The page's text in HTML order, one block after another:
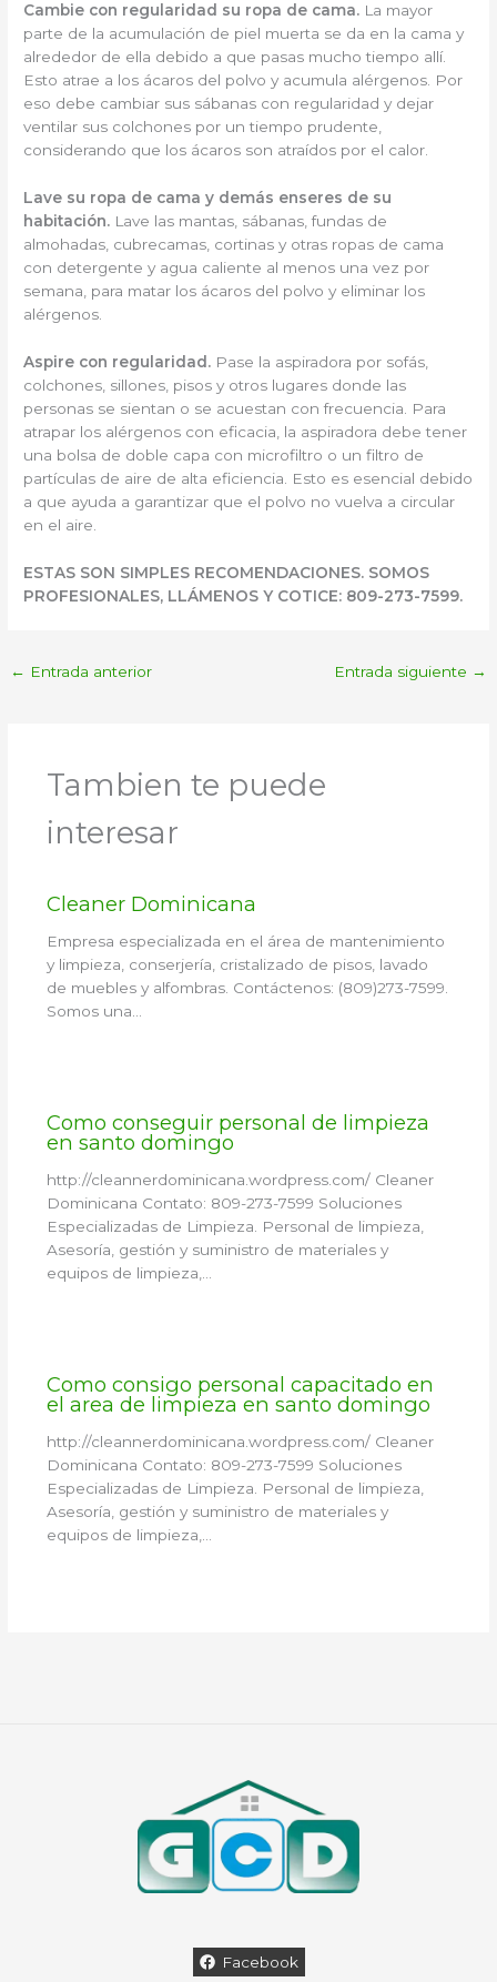
Cambie con regularidad su ropa de cama. La mayor
parte de la acumulación de piel muerta se da en la cama y
alrededor de ella debido a que pasas mucho tiempo allí.
Esto atrae a los ácaros del polvo y acumula alérgenos. Por
eso debe cambiar sus sábanas con regularidad y dejar
ventilar sus colchones por un tiempo prudente,
considerando que los ácaros son atraídos por el calor.
Lave su ropa de cama y demás enseres de su
habitación. Lave las mantas, sábanas, fundas de
almohadas, cubrecamas, cortinas y otras ropas de cama
con detergente y agua caliente al menos una vez por
semana, para matar los ácaros del polvo y eliminar los
alérgenos.
Aspire con regularidad. Pase la aspiradora por sofás,
colchones, sillones, pisos y otros lugares donde las
personas se sientan o se acuestan con frecuencia. Para
atrapar los alérgenos con eficacia, la aspiradora debe tener
una bolsa de doble capa con microfiltro o un filtro de
partículas de aire de alta eficiencia. Esto es esencial debido
a que ayuda a garantizar que el polvo no vuelva a circular
en el aire.
ESTAS SON SIMPLES RECOMENDACIONES. SOMOS
PROFESIONALES, LLÁMENOS Y COTICE: 809-273-7599.
← Entrada anterior Entrada siguiente →
Tambien te puede
interesar
Cleaner Dominicana
Empresa especializada en el área de mantenimiento
y limpieza, conserjería, cristalizado de pisos, lavado
de muebles y alfombras. Contáctenos: (809)273-7599.
Somos una…
Como conseguir personal de limpieza
en santo domingo
http://cleannerdominicana.wordpress.com/ Cleaner
Dominicana Contato: 809-273-7599 Soluciones
Especializadas de Limpieza. Personal de limpieza,
Asesoría, gestión y suministro de materiales y
equipos de limpieza,…
Como consigo personal capacitado en
el area de limpieza en santo domingo
http://cleannerdominicana.wordpress.com/ Cleaner
Dominicana Contato: 809-273-7599 Soluciones
Especializadas de Limpieza. Personal de limpieza,
Asesoría, gestión y suministro de materiales y
equipos de limpieza,…
Facebook